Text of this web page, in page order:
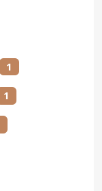
1
1